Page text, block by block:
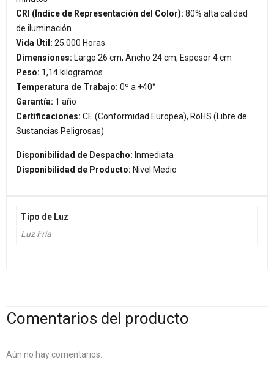
CRI (Índice de Representación del Color): 80% alta calidad
de iluminación
Vida Útil: 25.000 Horas
Dimensiones: Largo 26 cm, Ancho 24 cm, Espesor 4 cm
Peso: 1,14 kilogramos
Temperatura de Trabajo: 0º a +40°
Garantía: 1 año
Certificaciones: CE (Conformidad Europea), RoHS (Libre de
Sustancias Peligrosas)
Disponibilidad de Despacho: Inmediata
Disponibilidad de Producto: Nivel Medio
Tipo de Luz
Luz Fría
Comentarios del producto
Aún no hay comentarios.